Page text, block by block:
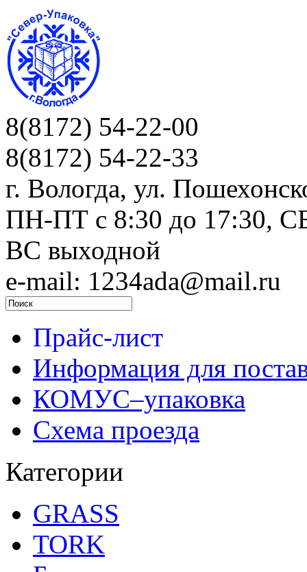
8(8172) 54-22-00
8(8172) 54-22-33
г. Вологда, ул.
ПН-ПТ c 8:30 до 17:30,
ВС выходной
e-mail: 1234ada@mail.ru
Прайс-лист
Информация для
КОМУС–упаковка
Схема проезда
Категории
GRASS
TORK